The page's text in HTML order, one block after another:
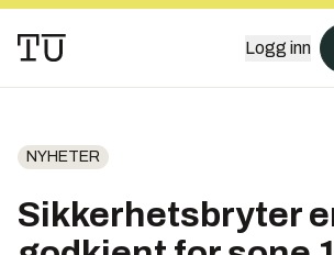
Logg inn
NYHETER
Sikkerhetsbryter